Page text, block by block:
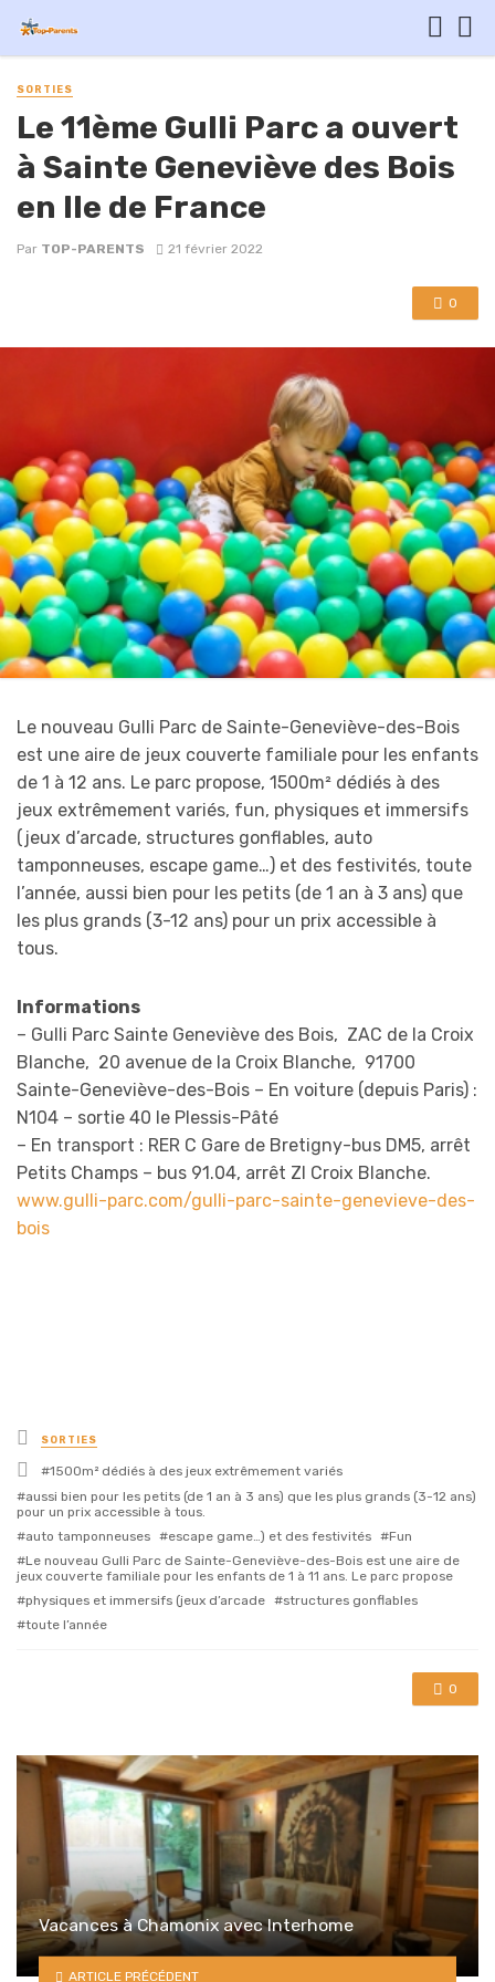
SORTIES
Le 11ème Gulli Parc a ouvert
à Sainte Geneviève des Bois
en Ile de France
Par TOP-PARENTS 21 février 2022
0
Le nouveau Gulli Parc de Sainte-Geneviève-des-Bois
est une aire de jeux couverte familiale pour les enfants
de 1 à 12 ans. Le parc propose, 1500m² dédiés à des
jeux extrêmement variés, fun, physiques et immersifs
(jeux d’arcade, structures gonflables, auto
tamponneuses, escape game…) et des festivités, toute
l’année, aussi bien pour les petits (de 1 an à 3 ans) que
les plus grands (3-12 ans) pour un prix accessible à
tous.
Informations
– Gulli Parc Sainte Geneviève des Bois, ZAC de la Croix
Blanche, 20 avenue de la Croix Blanche, 91700
Sainte-Geneviève-des-Bois – En voiture (depuis Paris) :
N104 – sortie 40 le Plessis-Pâté
– En transport : RER C Gare de Bretigny-bus DM5, arrêt
Petits Champs – bus 91.04, arrêt ZI Croix Blanche.
www.gulli-parc.com/gulli-parc-sainte-genevieve-des-
bois
Posted
in
SORTIES
Tagged
with
1500m² dédiés à des jeux extrêmement variés
aussi bien pour les petits (de 1 an à 3 ans) que les plus grands (3-12 ans)
pour un prix accessible à tous.
auto tamponneuses
escape game…) et des festivités
Fun
Le nouveau Gulli Parc de Sainte-Geneviève-des-Bois est une aire de
jeux couverte familiale pour les enfants de 1 à 11 ans. Le parc propose
physiques et immersifs (jeux d’arcade
structures gonflables
toute l’année
0
Vacances à Chamonix avec Interhome
ARTICLE PRÉCÉDENT